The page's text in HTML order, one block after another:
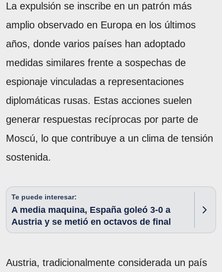
La expulsión se inscribe en un patrón más
amplio observado en Europa en los últimos
años, donde varios países han adoptado
medidas similares frente a sospechas de
espionaje vinculadas a representaciones
diplomáticas rusas. Estas acciones suelen
generar respuestas recíprocas por parte de
Moscú, lo que contribuye a un clima de tensión
sostenida.
Te puede interesar:
A media maquina, España goleó 3-0 a
Austria y se metió en octavos de final
Austria, tradicionalmente considerada un país